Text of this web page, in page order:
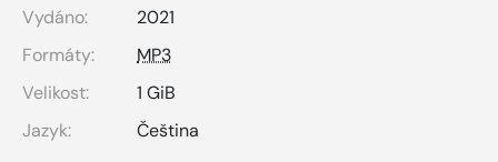
Vydáno:
2021
Formáty:
MP3
Velikost:
1 GiB
Jazyk:
Čeština